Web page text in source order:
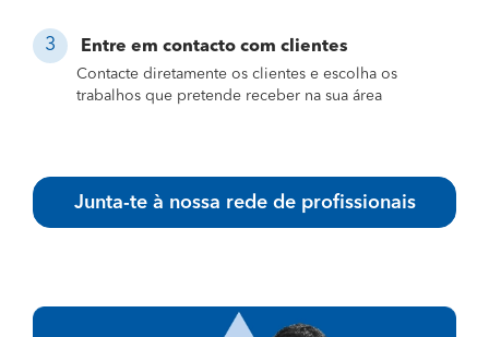
Entre em contacto com clientes
Contacte diretamente os clientes e escolha os
trabalhos que pretende receber na sua área
Junta-te à nossa rede de profissionais